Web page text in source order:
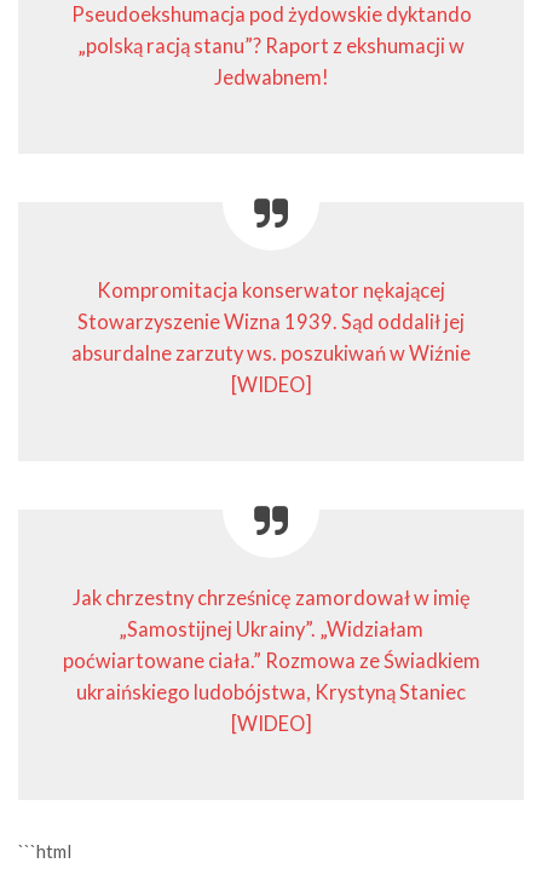
Pseudoekshumacja pod żydowskie dyktando
„polską racją stanu”? Raport z ekshumacji w
Jedwabnem!
Kompromitacja konserwator nękającej
Stowarzyszenie Wizna 1939. Sąd oddalił jej
absurdalne zarzuty ws. poszukiwań w Wiźnie
[WIDEO]
Jak chrzestny chrześnicę zamordował w imię
„Samostijnej Ukrainy”. „Widziałam
poćwiartowane ciała.” Rozmowa ze Świadkiem
ukraińskiego ludobójstwa, Krystyną Staniec
[WIDEO]
```html